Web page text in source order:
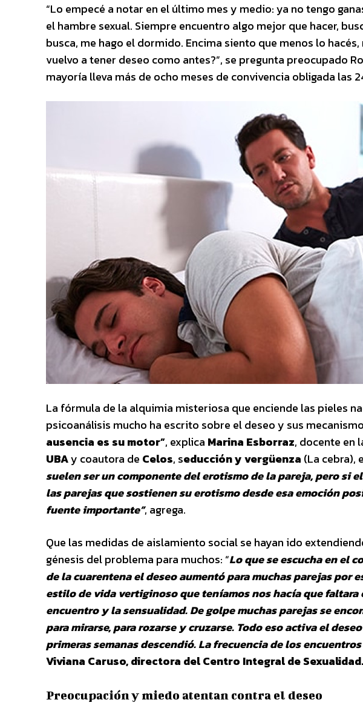
“Lo empecé a notar en el último mes y medio: ya no tengo
el hambre sexual. Siempre encuentro algo mejor que hacer,
busca, me hago el dormido. Encima siento que menos lo
vuelvo a tener deseo como antes?”, se pregunta preocupado
mayoría lleva más de ocho meses de convivencia obligada las
La fórmula de la alquimia misteriosa que enciende las pieles
psicoanálisis mucho ha escrito sobre el deseo y sus
ausencia es su motor”, explica Marina Esborraz, docente en
UBAy coautora de Celos, seducción y vergüenza (La cebra),
suelen ser un componente del erotismo de la pareja, pero si
las parejas que sostienen su erotismo desde esa emoción
fuente importante”, agrega.
Que las medidas de aislamiento social se hayan ido
génesis del problema para muchos: “Lo que se escucha en el
de la cuarentena el deseo aumentó para muchas parejas por
estilo de vida vertiginoso que teníamos nos hacía que faltara
encuentro y la sensualidad. De golpe muchas parejas se
para mirarse, para rozarse y cruzarse. Todo eso activa el
primeras semanas descendió. La frecuencia de los
Viviana Caruso, directora del Centro Integral de Sexualidad.
Preocupación y miedo atentan contra el deseo